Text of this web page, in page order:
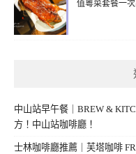
值粵菜套餐一
中山站早午餐｜BREW &
方！中山站咖啡廳！
士林咖啡廳推薦｜芙塔咖啡